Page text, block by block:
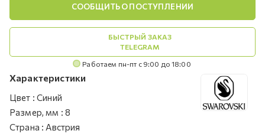
СООБЩИТЬ О ПОСТУПЛЕНИИ
БЫСТРЫЙ ЗАКАЗ
TELEGRAM
Работаем пн-пт с 9:00 до 18:00
Характеристики
Цвет : Синий
Размер, мм : 8
Страна : Австрия